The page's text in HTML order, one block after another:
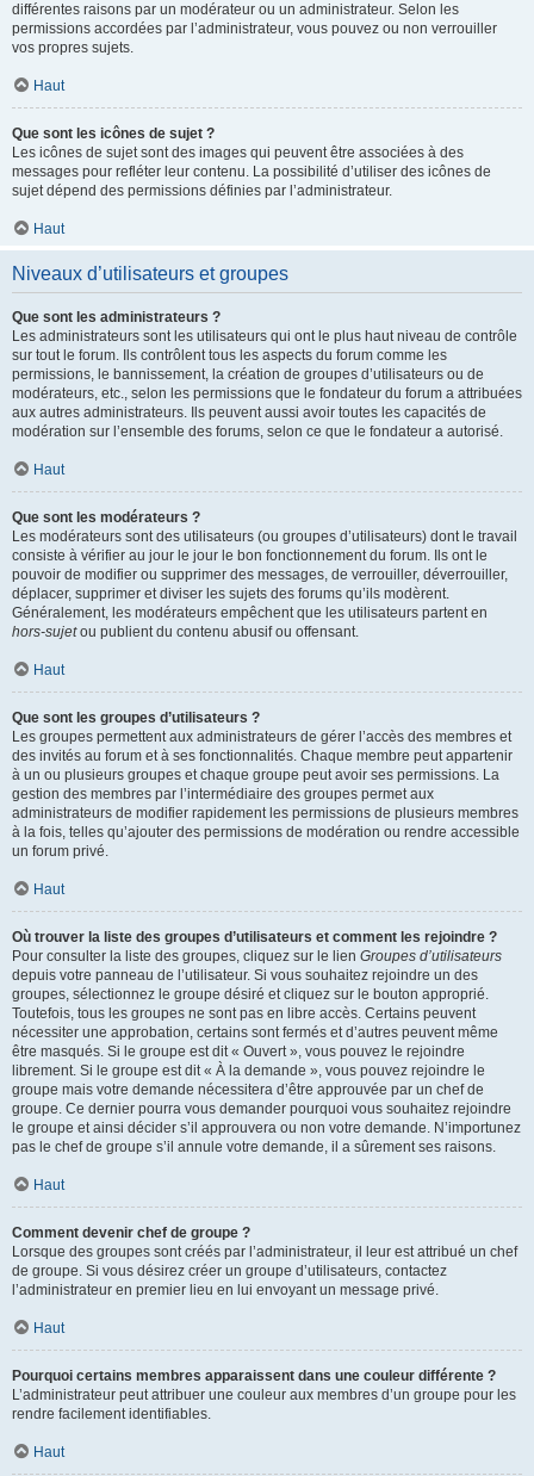
différentes raisons par un modérateur ou un administrateur. Selon les
permissions accordées par l’administrateur, vous pouvez ou non verrouiller
vos propres sujets.
Haut
Que sont les icônes de sujet ?
Les icônes de sujet sont des images qui peuvent être associées à des
messages pour refléter leur contenu. La possibilité d’utiliser des icônes de
sujet dépend des permissions définies par l’administrateur.
Haut
Niveaux d’utilisateurs et groupes
Que sont les administrateurs ?
Les administrateurs sont les utilisateurs qui ont le plus haut niveau de contrôle
sur tout le forum. Ils contrôlent tous les aspects du forum comme les
permissions, le bannissement, la création de groupes d’utilisateurs ou de
modérateurs, etc., selon les permissions que le fondateur du forum a attribuées
aux autres administrateurs. Ils peuvent aussi avoir toutes les capacités de
modération sur l’ensemble des forums, selon ce que le fondateur a autorisé.
Haut
Que sont les modérateurs ?
Les modérateurs sont des utilisateurs (ou groupes d’utilisateurs) dont le travail
consiste à vérifier au jour le jour le bon fonctionnement du forum. Ils ont le
pouvoir de modifier ou supprimer des messages, de verrouiller, déverrouiller,
déplacer, supprimer et diviser les sujets des forums qu’ils modèrent.
Généralement, les modérateurs empêchent que les utilisateurs partent en
hors-sujetou publient du contenu abusif ou offensant.
Haut
Que sont les groupes d’utilisateurs ?
Les groupes permettent aux administrateurs de gérer l’accès des membres et
des invités au forum et à ses fonctionnalités. Chaque membre peut appartenir
à un ou plusieurs groupes et chaque groupe peut avoir ses permissions. La
gestion des membres par l’intermédiaire des groupes permet aux
administrateurs de modifier rapidement les permissions de plusieurs membres
à la fois, telles qu’ajouter des permissions de modération ou rendre accessible
un forum privé.
Haut
Où trouver la liste des groupes d’utilisateurs et comment les rejoindre ?
Pour consulter la liste des groupes, cliquez sur le lien Groupes d’utilisateurs
depuis votre panneau de l’utilisateur. Si vous souhaitez rejoindre un des
groupes, sélectionnez le groupe désiré et cliquez sur le bouton approprié.
Toutefois, tous les groupes ne sont pas en libre accès. Certains peuvent
nécessiter une approbation, certains sont fermés et d’autres peuvent même
être masqués. Si le groupe est dit « Ouvert », vous pouvez le rejoindre
librement. Si le groupe est dit « À la demande », vous pouvez rejoindre le
groupe mais votre demande nécessitera d’être approuvée par un chef de
groupe. Ce dernier pourra vous demander pourquoi vous souhaitez rejoindre
le groupe et ainsi décider s’il approuvera ou non votre demande. N’importunez
pas le chef de groupe s’il annule votre demande, il a sûrement ses raisons.
Haut
Comment devenir chef de groupe ?
Lorsque des groupes sont créés par l’administrateur, il leur est attribué un chef
de groupe. Si vous désirez créer un groupe d’utilisateurs, contactez
l’administrateur en premier lieu en lui envoyant un message privé.
Haut
Pourquoi certains membres apparaissent dans une couleur différente ?
L’administrateur peut attribuer une couleur aux membres d’un groupe pour les
rendre facilement identifiables.
Haut